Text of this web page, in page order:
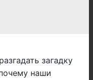
загадку
наши